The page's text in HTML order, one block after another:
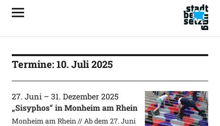
Termine: 10. Juli 2025
27. Juni – 31. Dezember 2025
„Sisyphos“ in Monheim am Rhein
Monheim am Rhein // Ab dem 27. Juni